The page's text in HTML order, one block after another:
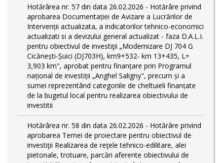
Hotărârea nr. 57 din data 26.02.2026 - Hotărâre privind
aprobarea Documentației de Avizare a Lucrărilor de
Intervenții actualizata, a indicatorilor tehnico-economici
actualizati si a devizului general actualizat - faza D.A.L.I.
pentru obiectivul de investiţii „Modernizare DJ 704 G
Cicănești-Șuici (DJ703H), km9+532- km 13+435, L=
3,903 km", aprobat pentru finanțare prin Programul
național de investiții „Anghel Saligny", precum și a
sumei reprezentând categoriile de cheltuieli finanțate
de la bugetul local pentru realizarea obiectivului de
investitii
Hotărârea nr. 58 din data 26.02.2026 - Hotărâre privind
aprobarea Temei de proiectare pentru obiectivul de
investiţii Realizarea de reţele tehnico-edilitare, alei
pietonale, trotuare, parcări aferente obiectivului de